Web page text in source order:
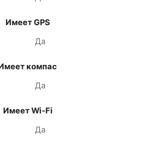
Имеет GPS
Да
компас
Да
Имеет Wi-Fi
Да